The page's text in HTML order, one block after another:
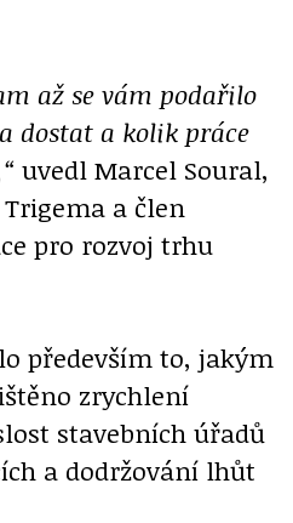
až se vám podařilo
dostat a kolik práce
uvedl Marcel Soural,
a člen
pro rozvoj trhu
především to, jakým
zrychlení
stavebních úřadů
a dodržování lhůt